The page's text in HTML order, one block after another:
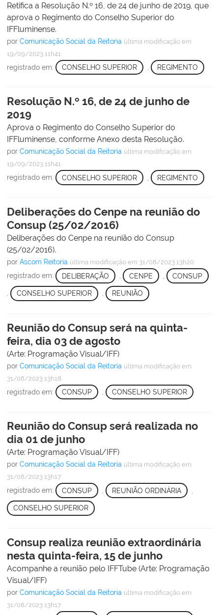
Retifica a Resolução N.º 16, de 24 de junho de 2019, que
aprova o Regimento do Conselho Superior do
IFFluminense.
por Comunicação Social da Reitoria última modificação em
19/09/2023 11h41
registrado em: CONSELHO SUPERIOR REGIMENTO
Resolução N.º 16, de 24 de junho de
2019
Aprova o Regimento do Conselho Superior do
IFFluminense, conforme Anexo desta Resolução.
por Comunicação Social da Reitoria última modificação em
19/09/2023 11h41
registrado em: CONSELHO SUPERIOR REGIMENTO
Deliberações do Cenpe na reunião do
Consup (25/02/2016)
Deliberações do Cenpe na reunião do Consup
(25/02/2016).
por Ascom Reitoria última modificação em 31/08/2023 13h20
registrado em: DELIBERAÇÃO CENPE CONSUP
, CONSELHO SUPERIOR , REUNIÃO
Reunião do Consup será na quinta-
feira, dia 03 de agosto
(Arte: Programação Visual/IFF)
por Comunicação Social da Reitoria última modificação em
31/08/2023 13h18
registrado em: CONSUP CONSELHO SUPERIOR
Reunião do Consup será realizada no
dia 01 de junho
(Arte: Programação Visual/IFF)
por Comunicação Social da Reitoria última modificação em
31/08/2023 13h17
registrado em: CONSUP REUNIÃO ORDINÁRIA
CONSELHO SUPERIOR
Consup realiza reunião extraordinária
nesta quinta-feira, 15 de junho
Acompanhe a reunião pelo IFFTube (Arte: Programação
Visual/IFF)
por Comunicação Social da Reitoria última modificação em
31/08/2023 13h17